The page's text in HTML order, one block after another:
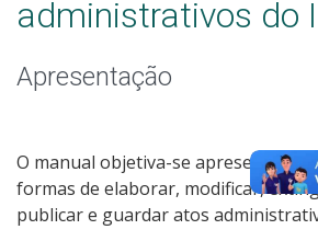
27 - Disposição cronológica de
28- Observatório de Acesso,
29- Corregedoria
administrativos do
Apresentação
O manual objetiva-se apresentar,
formas de elaborar, modificar,
publicar e guardar atos